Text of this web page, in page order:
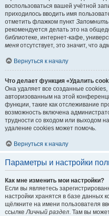
воспользоваться вашей учётной
приходилось вводить имя
отметить флажком пункт
рекомендуется делать это на
библиотеке, интернет-кафе,
меня отсутствует, это значит, что
Вернуться к началу
Что делает функция «Удалить
Она удаляет все созданные
авторизованным на этой
функции, такие как отслеживание
возможность включена
трудности со входом или выходом
удаление cookies может помочь.
Вернуться к началу
Параметры и настройки
Как мне изменить мои настройки?
Если вы являетесь
настройки хранятся в базе данных
щёлкните на имени пользователя
ссылкеЛичный раздел. Там вы